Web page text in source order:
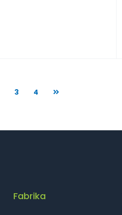
3 4
Fabrika